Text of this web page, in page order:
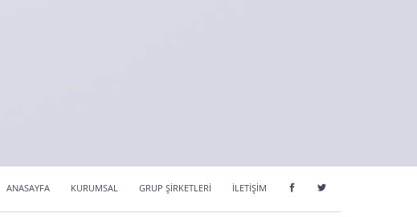
ANASAYFA KURUMSAL GRUP ŞİRKETLERİ İLETİŞİM